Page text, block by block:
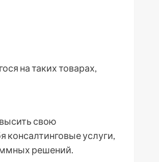
на таких товарах,
свою
консалтинговые услуги,
решений.